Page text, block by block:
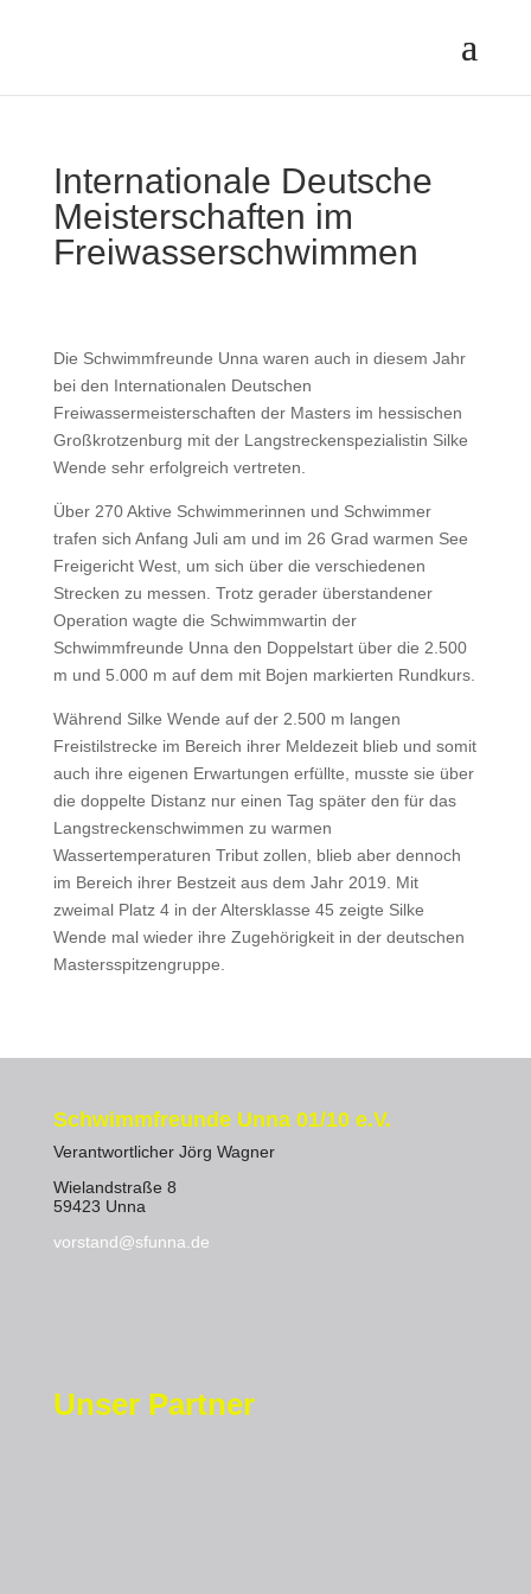
Internationale Deutsche
Meisterschaften im
Freiwasserschwimmen
Die Schwimmfreunde Unna waren auch in diesem Jahr
bei den Internationalen Deutschen
Freiwassermeisterschaften der Masters im hessischen
Großkrotzenburg mit der Langstreckenspezialistin Silke
Wende sehr erfolgreich vertreten.
Über 270 Aktive Schwimmerinnen und Schwimmer
trafen sich Anfang Juli am und im 26 Grad warmen See
Freigericht West, um sich über die verschiedenen
Strecken zu messen. Trotz gerader überstandener
Operation wagte die Schwimmwartin der
Schwimmfreunde Unna den Doppelstart über die 2.500
m und 5.000 m auf dem mit Bojen markierten Rundkurs.
Während Silke Wende auf der 2.500 m langen
Freistilstrecke im Bereich ihrer Meldezeit blieb und somit
auch ihre eigenen Erwartungen erfüllte, musste sie über
die doppelte Distanz nur einen Tag später den für das
Langstreckenschwimmen zu warmen
Wassertemperaturen Tribut zollen, blieb aber dennoch
im Bereich ihrer Bestzeit aus dem Jahr 2019. Mit
zweimal Platz 4 in der Altersklasse 45 zeigte Silke
Wende mal wieder ihre Zugehörigkeit in der deutschen
Mastersspitzengruppe.
Schwimmfreunde Unna 01/10 e.V.
Verantwortlicher Jörg Wagner
Wielandstraße 8
59423 Unna
vorstand@sfunna.de
Unser Partner